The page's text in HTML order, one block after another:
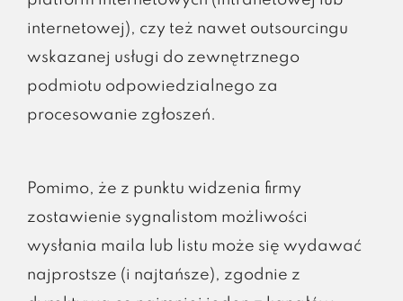
internetowej), czy też nawet outsourcingu
wskazanej usługi do zewnętrznego
podmiotu odpowiedzialnego za
procesowanie zgłoszeń.
Pomimo, że z punktu widzenia firmy
zostawienie sygnalistom możliwości
wysłania maila lub listu może się wydawać
najprostsze (i najtańsze), zgodnie z